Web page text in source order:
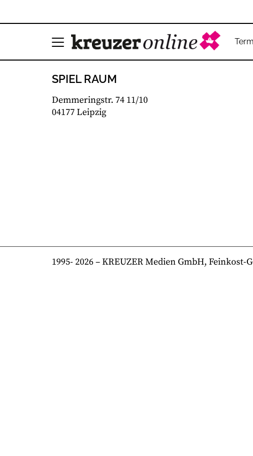
SPIEL RAUM
Demmeringstr. 74 11/10
04177 Leipzig
1995- 2026– KREUZER Medien GmbH, Feinkost-